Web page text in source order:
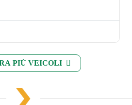
PIÙ VEICOLI